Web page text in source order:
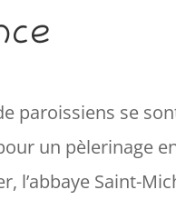
paroissiens se
un pèlerinage
l’abbaye Saint-